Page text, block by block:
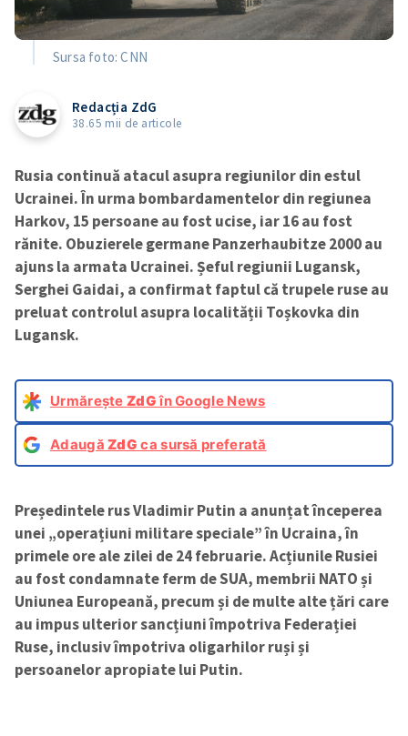
Sursa foto: CNN
Redacția ZdG
38.65 mii de articole
Rusia continuă atacul asupra regiunilor din estul
Ucrainei. În urma bombardamentelor din regiunea
Harkov, 15 persoane au fost ucise, iar 16 au fost
rănite. Obuzierele germane Panzerhaubitze 2000 au
ajuns la armata Ucrainei. Șeful regiunii Lugansk,
Serghei Gaidai, a confirmat faptul că trupele ruse au
preluat controlul asupra localității Toșkovka din
Lugansk.
Urmărește ZdGîn Google News
AdaugăZdG ca sursă preferată
Președintele rus Vladimir Putin a anunțat începerea
unei „operațiuni militare speciale” în Ucraina, în
primele ore ale zilei de 24 februarie. Acțiunile Rusiei
au fost condamnate ferm de SUA, membrii NATO și
Uniunea Europeană, precum și de multe alte țări care
au impus ulterior sancțiuni împotriva Federației
Ruse, inclusiv împotriva oligarhilor ruși și
persoanelor apropiate lui Putin.